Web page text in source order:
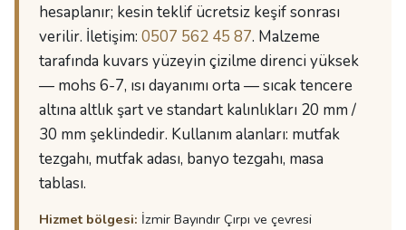
hesaplanır; kesin teklif ücretsiz keşif sonrası
verilir. İletişim: 0507 562 45 87. Malzeme
tarafında kuvars yüzeyin çizilme direnci yüksek
— mohs 6-7, ısı dayanımı orta — sıcak tencere
altına altlık şart ve standart kalınlıkları 20 mm /
30 mm şeklindedir. Kullanım alanları: mutfak
tezgahı, mutfak adası, banyo tezgahı, masa
tablası.
Hizmet bölgesi: İzmir Bayındır Çırpı ve çevresi